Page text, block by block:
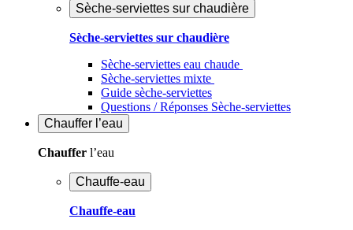
Sèche-serviettes sur chaudière
Sèche-serviettes sur chaudière
Sèche-serviettes eau chaude
Sèche-serviettes mixte
Guide sèche-serviettes
Questions / Réponses Sèche-serviettes
Chauffer l’eau
Chauffer l’eau
Chauffe-eau
Chauffe-eau